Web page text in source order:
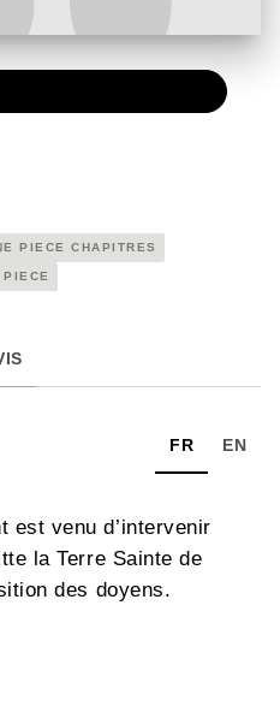
PIECE CHAPITRES
PIECE
FR EN
est venu d’intervenir
la Terre Sainte de
des doyens.